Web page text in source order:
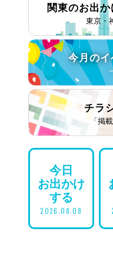
関東のお出か
東京・
今月のイ
チラ
「掲
今日
お出かけ
する
2026.08.08